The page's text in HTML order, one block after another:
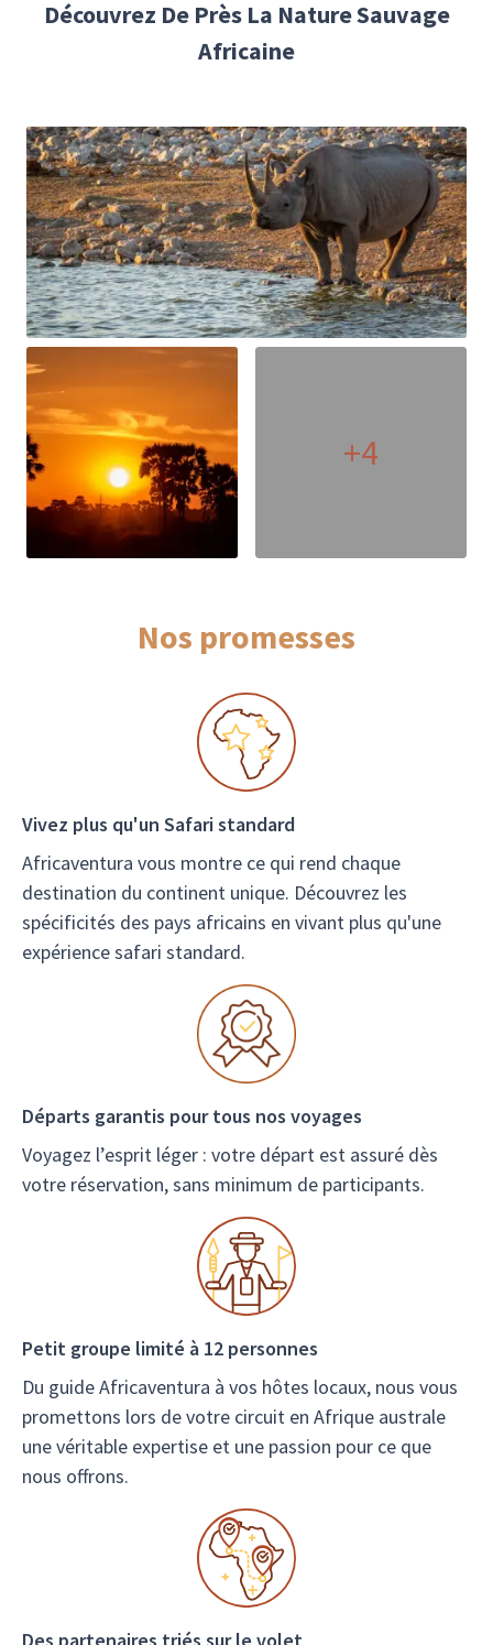
Découvrez De Près La Nature Sauvage
Africaine
+4
Nos promesses
Vivez plus qu'un Safari standard
Africaventura vous montre ce qui rend chaque
destination du continent unique. Découvrez les
spécificités des pays africains en vivant plus qu'une
expérience safari standard.
Départs garantis pour tous nos voyages
Voyagez l’esprit léger : votre départ est assuré dès
votre réservation, sans minimum de participants.
Petit groupe limité à 12 personnes
Du guide Africaventura à vos hôtes locaux, nous vous
promettons lors de votre circuit en Afrique australe
une véritable expertise et une passion pour ce que
nous offrons.